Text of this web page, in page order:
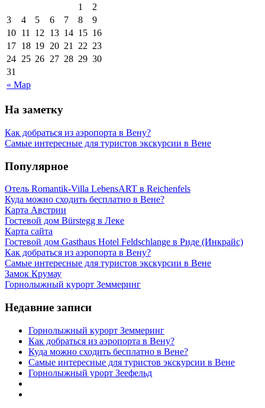
« Мар
1
2
3
4 5 6 7 8
9
10 11 12 13 14 15 16
17 18 19 20 21 22 23
24 25 26 27 28 29 30
31
На заметку
Как добраться из аэропорта в Вену?
Самые интересные для туристов экскурсии в Вене
Популярное
Отель Romantik-Villa LebensART в Reichenfels
Куда можно сходить бесплатно в Вене?
Карта Австрии
Гостевой дом Bürstegg в Леке
Карта сайта
Гостевой дом Gasthaus Hotel Feldschlange в Риде (Инкрайс)
Как добраться из аэропорта в Вену?
Самые интересные для туристов экскурсии в Вене
Замок Крумау
Горнолыжный курорт Земмеринг
Недавние записи
Горнолыжный курорт Земмеринг
Как добраться из аэропорта в Вену?
Куда можно сходить бесплатно в Вене?
Самые интересные для туристов экскурсии в Вене
Горнолыжный урорт Зеефельд